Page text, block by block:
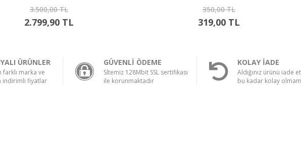
350,00 TL
319,00 TL 269,00 TL
ÜRÜNLER
marka ve
indirimli fiyatlar
GÜVENLİ ÖDEME
Sİtemiz 128Mbit SSL sertifikası
ile korunmaktadır
KOLAY İADE
Aldığınız ürünü iade
bu kadar kolay